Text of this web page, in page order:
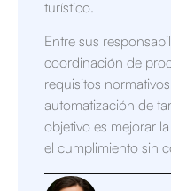
turístico.
Entre sus
coordinación de
requisitos
automatización de
objetivo es mejorar
el cumplimiento sin